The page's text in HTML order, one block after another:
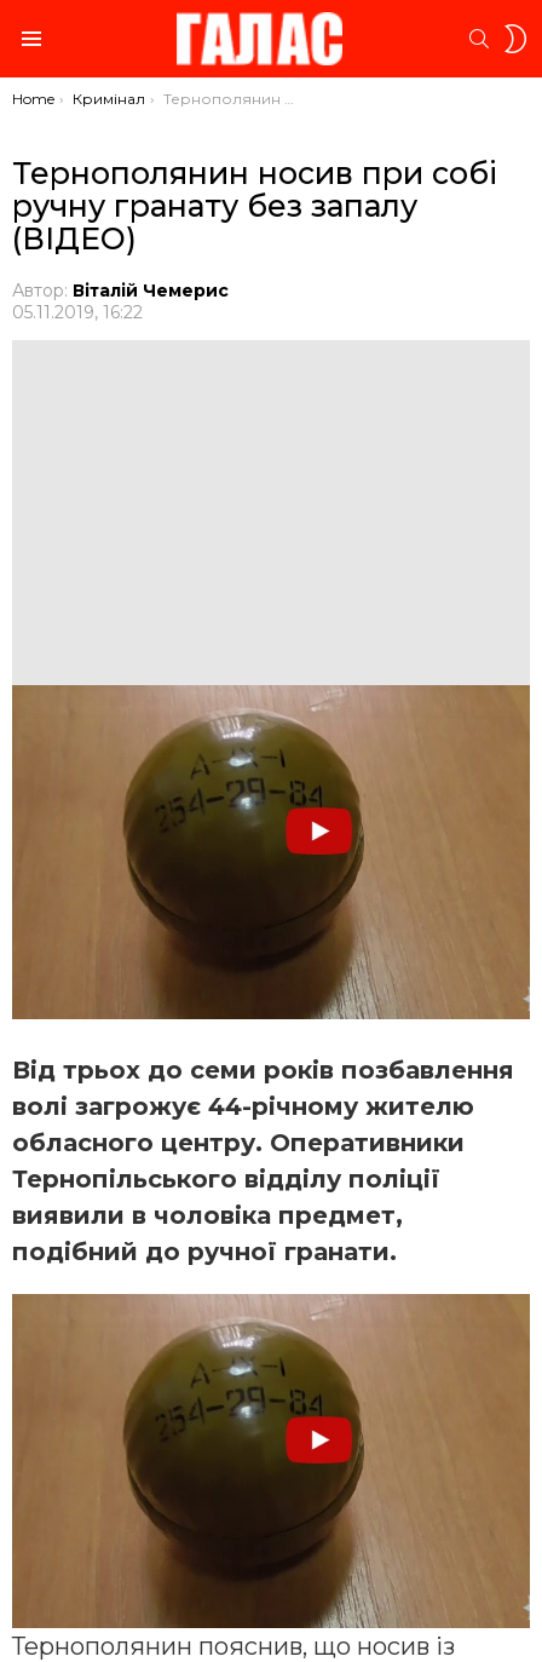
You are here:
Home Кримінал Тернополянин носив при собі ручну гранату без запалу (ВІДЕО)
Тернополянин носив при собі
ручну гранату без запалу
(ВІДЕО)
Автор: Віталій Чемерис
05.11.2019, 16:22
Від трьох до семи років позбавлення
волі загрожує 44-річному жителю
обласного центру. Оперативники
Тернопільського відділу поліції
виявили в чоловіка предмет,
подібний до ручної гранати.
Тернополянин пояснив, що носив із